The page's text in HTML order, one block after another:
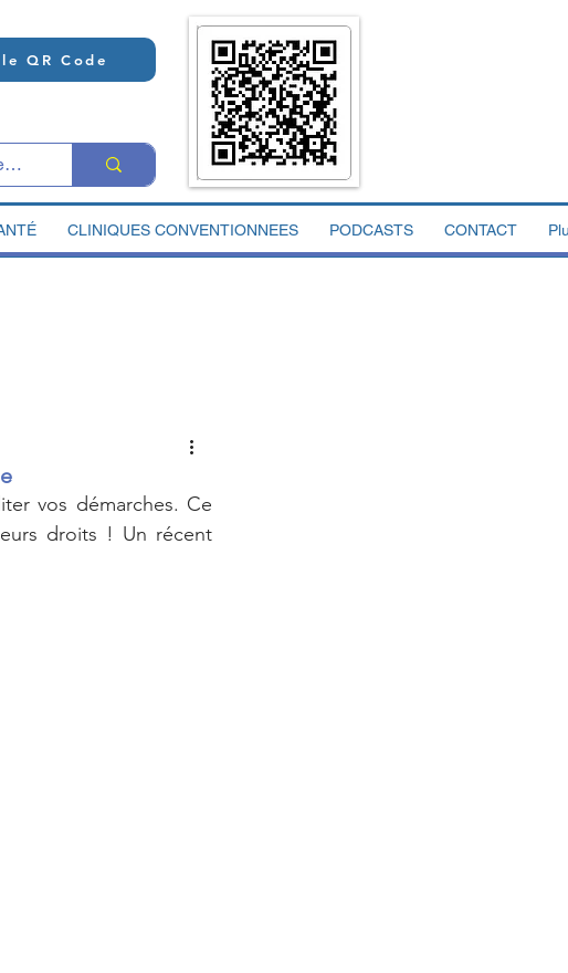
QR Code
CLINIQUES CONVENTIONNEES PODCASTS CONTACT
vos démarches. Ce
droits ! Un récent